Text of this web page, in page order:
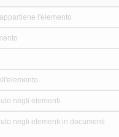
l'elemento
negli elementi.
negli elementi in documenti